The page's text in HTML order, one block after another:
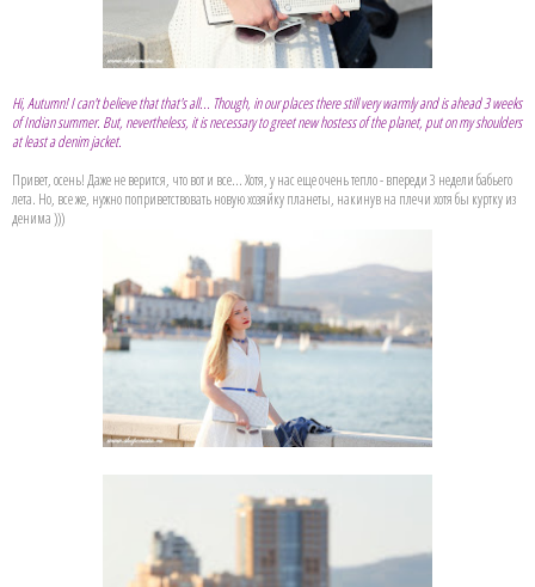
Hi, Autumn! I can't believe that that's all... Though, in our places there still very warmly and is ahead 3 weeks
of Indian summer. But, nevertheless, it is necessary to greet new hostess of the planet, put on my shoulders
at least a denim jacket.
Привет, осень! Даже не верится, что вот и все... Хотя, у нас еще очень тепло - впереди 3 недели бабьего
лета. Но, все же, нужно поприветствовать новую хозяйку планеты, накинув на плечи хотя бы куртку из
денима )))